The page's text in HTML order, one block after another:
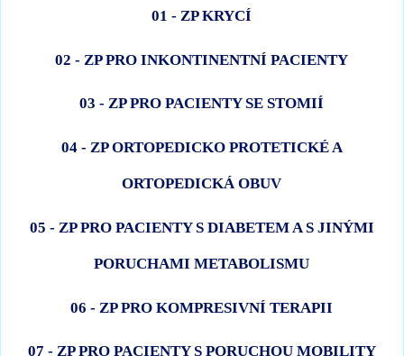
01 - ZP KRYCÍ
02 - ZP PRO INKONTINENTNÍ PACIENTY
03 - ZP PRO PACIENTY SE STOMIÍ
04 - ZP ORTOPEDICKO PROTETICKÉ A
ORTOPEDICKÁ OBUV
05 - ZP PRO PACIENTY S DIABETEM A S JINÝMI
PORUCHAMI METABOLISMU
06 - ZP PRO KOMPRESIVNÍ TERAPII
07 - ZP PRO PACIENTY S PORUCHOU MOBILITY